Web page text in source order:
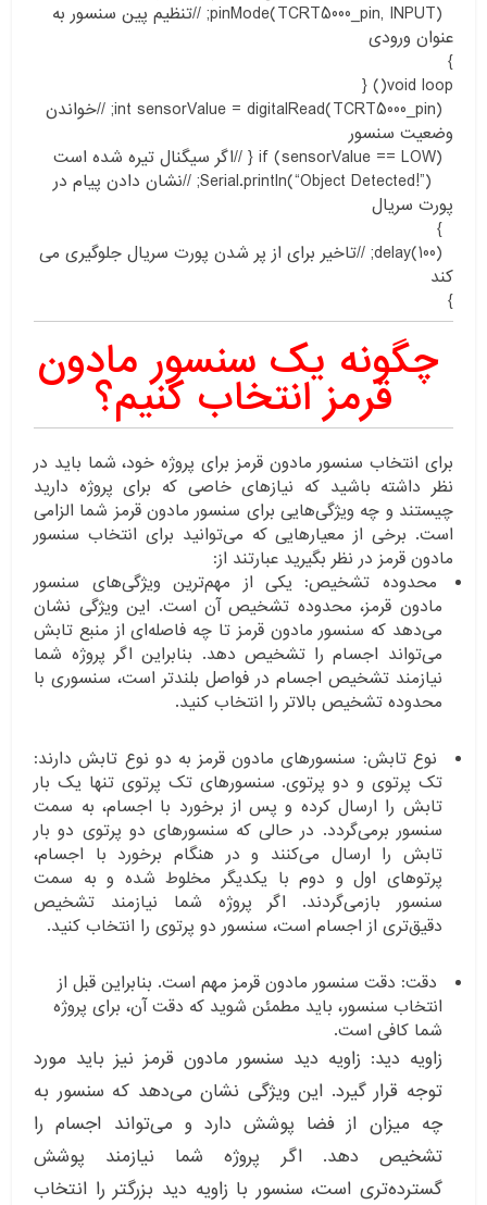
pinMode(TCRT5000_pin, INPUT); //تنظیم پین سنسور به
عنوان ورودی
}
void loop() {
int sensorValue = digitalRead(TCRT5000_pin); //خواندن
وضعیت سنسور
Serial.println(“Object Detected!”); //نشان دادن پیام در
پورت سریال
}
delay(100); //تاخیر برای از پر شدن پورت سریال جلوگیری می
کند
}
چگونه یک سنسور مادون
قرمزانتخابکنیم؟
برای انتخاب سنسور مادون قرمز برای پروژه خود، شما باید در
نظر داشته باشید که نیازهای خاصی که برای پروژه دارید
چیستند و چه ویژگی‌هایی برای سنسور مادون قرمز شما الزامی
است. برخی از معیارهایی که می‌توانید برای انتخاب سنسور
مادون قرمز در نظر بگیرید عبارتند از:
محدوده تشخیص: یکی از مهم‌ترین ویژگی‌های سنسور
مادون قرمز، محدوده تشخیص آن است. این ویژگی نشان
می‌دهد که سنسور مادون قرمز تا چه فاصله‌ای از منبع تابش
می‌تواند اجسام را تشخیص دهد. بنابراین اگر پروژه شما
نیازمند تشخیص اجسام در فواصل بلندتر است، سنسوری با
محدوده تشخیص بالاتر را انتخاب کنید.
نوع تابش: سنسورهای مادون قرمز به دو نوع تابش دارند:
تک پرتوی و دو پرتوی. سنسورهای تک پرتوی تنها یک بار
تابش را ارسال کرده و پس از برخورد با اجسام، به سمت
سنسور برمی‌گردد. در حالی که سنسورهای دو پرتوی دو بار
تابش را ارسال می‌کنند و در هنگام برخورد با اجسام،
پرتو‌های اول و دوم با یکدیگر مخلوط شده و به سمت
سنسور بازمی‌گردند. اگر پروژه شما نیازمند تشخیص
دقیق‌تری از اجسام است، سنسور دو پرتوی را انتخاب کنید.
دقت: دقت سنسور مادون قرمز مهم است. بنابراین قبل از
انتخاب سنسور، باید مطمئن شوید که دقت آن، برای پروژه
شما کافی است.
زاویه دید: زاویه دید سنسور مادون قرمز نیز باید مورد
توجه قرار گیرد. این ویژگی نشان می‌دهد که سنسور به
چه میزان از فضا پوشش دارد و می‌تواند اجسام را
تشخیص دهد. اگر پروژه شما نیازمند پوشش
گسترده‌تری است، سنسور با زاویه دید بزرگتر را انتخاب